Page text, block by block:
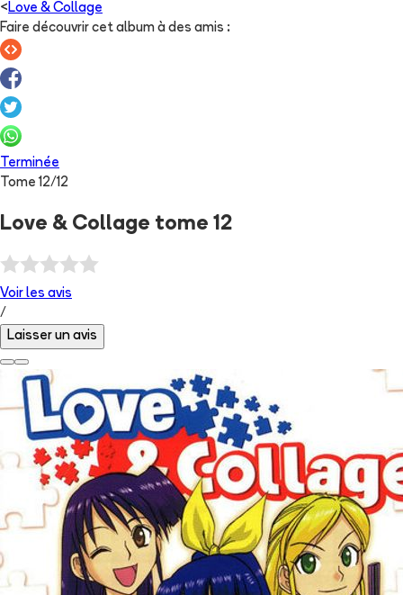
< Love & Collage
Faire découvrir cet album à des amis :
Terminée
Tome12/12
Love & Collage tome 12
Voir les avis
/
Laisser un avis